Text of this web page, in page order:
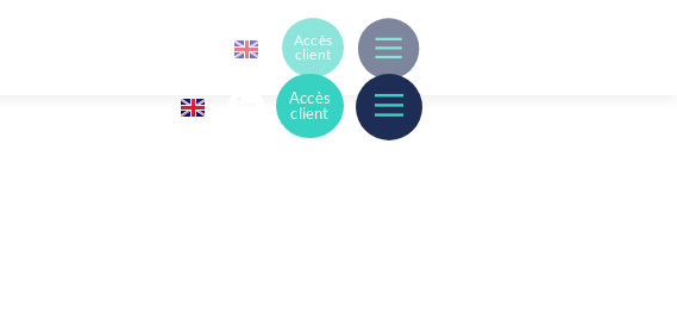
Accès
client
Accès
client